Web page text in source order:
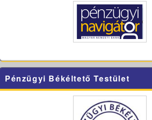
Pénzügyi Békéltető Testület